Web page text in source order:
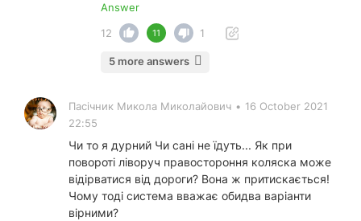
Answer
12
11 1
5 more answers
Пасічник Микола Миколайович • 16 October 2021
22:55
Чи то я дурний Чи сані не їдуть... Як при
повороті ліворуч правостороння коляска може
відірватися від дороги? Вона ж притискається!
Чому тоді система вважає обидва варіанти
вірними?